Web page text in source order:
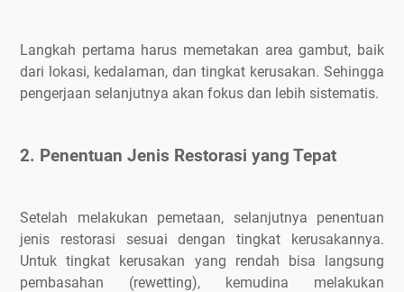
Langkah pertama harus memetakan area gambut, baik
dari lokasi, kedalaman, dan tingkat kerusakan. Sehingga
pengerjaan selanjutnya akan fokus dan lebih sistematis.
2. Penentuan Jenis Restorasi yang Tepat
Setelah melakukan pemetaan, selanjutnya penentuan
jenis restorasi sesuai dengan tingkat kerusakannya.
Untuk tingkat kerusakan yang rendah bisa langsung
pembasahan (rewetting), kemudina melakukan